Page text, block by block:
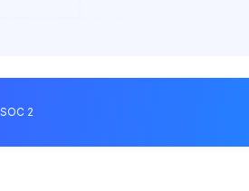
2